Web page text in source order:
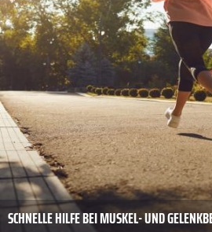
SCHNELLE HILFE BEI MUSKEL- UND